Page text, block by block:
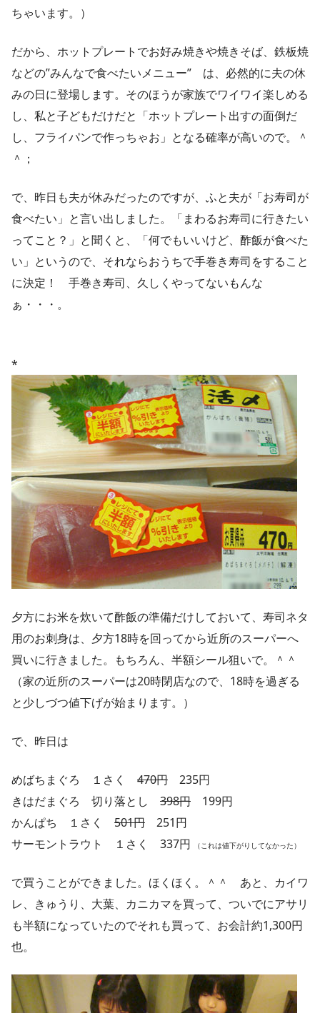
ちゃいます。）
だから、ホットプレートでお好み焼きや焼きそば、鉄板焼
などの”みんなで食べたいメニュー” は、必然的に夫の休
みの日に登場します。そのほうが家族でワイワイ楽しめる
し、私と子どもだけだと「ホットプレート出すの面倒だ
し、フライパンで作っちゃお」となる確率が高いので。＾
＾；
で、昨日も夫が休みだったのですが、ふと夫が「お寿司が
食べたい」と言い出しました。「まわるお寿司に行きたい
ってこと？」と聞くと、「何でもいいけど、酢飯が食べた
い」というので、それならおうちで手巻き寿司をすること
に決定！ 手巻き寿司、久しくやってないもんな
ぁ・・・。
*
夕方にお米を炊いて酢飯の準備だけしておいて、寿司ネタ
用のお刺身は、夕方18時を回ってから近所のスーパーへ
買いに行きました。もちろん、半額シール狙いで。＾＾
（家の近所のスーパーは20時閉店なので、18時を過ぎる
と少しづつ値下げが始まります。）
で、昨日は
めばちまぐろ １さく 470円 235円
きはだまぐろ 切り落とし 398円 199円
かんぱち １さく 501円 251円
サーモントラウト １さく 337円
（これは値下がりしてなかった）
で買うことができました。ほくほく。＾＾ あと、カイワ
レ、きゅうり、大葉、カニカマを買って、ついでにアサリ
も半額になっていたのでそれも買って、お会計約1,300円
也。